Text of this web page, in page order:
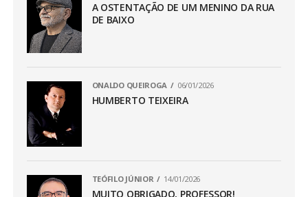
A OSTENTAÇÃO DE UM MENINO DA RUA
DE BAIXO
ONALDO QUEIROGA 06/01/2026
HUMBERTO TEIXEIRA
TEÓFILO JÚNIOR 14/01/2026
MUITO OBRIGADO, PROFESSOR!